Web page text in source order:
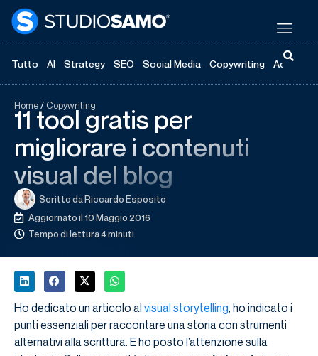
Tutto AI Strategy SEO Social Media Copywriting
Home/ Copywriting
11 tool gratis per
migliorare i contenuti
visual del blog
Scritto daRiccardo Esposito
Aggiornato il 10 Maggio 2016
Tempo di lettura 4 minuti
Ho dedicato un articolo al visual storytelling, ho indicato i
punti essenziali per raccontare una storia con strumenti
alternativi alla scrittura. E ho posto l’attenzione sulla